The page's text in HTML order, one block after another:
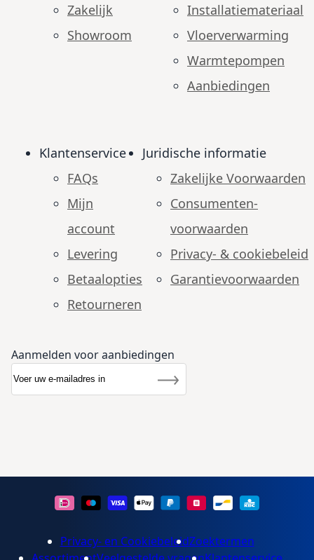
Zakelijk
Showroom
Installatiemateriaal
Vloerverwarming
Warmtepompen
Aanbiedingen
Klantenservice
FAQs
Mijn
account
Levering
Betaalopties
Retourneren
Juridische informatie
Zakelijke Voorwaarden
Consumenten­
voorwaarden
Privacy- & cookiebeleid
Garantie­voorwaarden
Aanmelden voor aanbiedingen
Nieuwsbrief
Inschrijven
Privacy- en CookiebeleidZoektermen